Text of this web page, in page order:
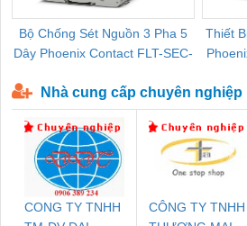
Bộ Chống Sét Nguồn 3 Pha 5
Dây Phoenix Contact FLT-SEC-
Thiết
Nhà cung cấp chuyên nghiệp
CONG TY TNHH
CÔNG TY TNHH